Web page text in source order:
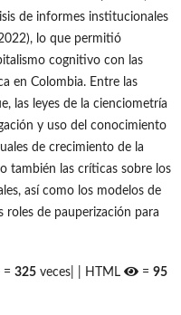
de informes institucionales
lo que permitió
cognitivo con las
en Colombia. Entre las
las leyes de la cienciometría
y uso del conocimiento
de crecimiento de la
también las críticas sobre los
así como los modelos de
de pauperización para
=325 veces| | HTML =95